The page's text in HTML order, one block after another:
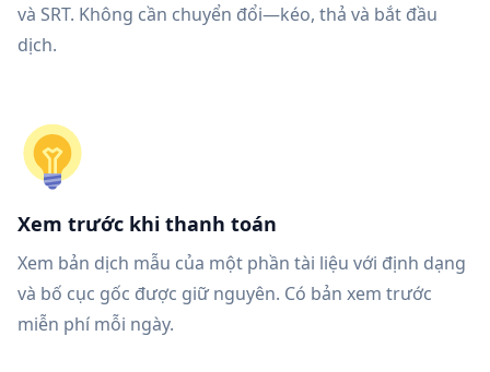
và SRT. Không cần chuyển đổi—kéo, thả và bắt đầu
dịch.
Xem trước khi thanh toán
Xem bản dịch mẫu của một phần tài liệu với định dạng
và bố cục gốc được giữ nguyên. Có bản xem trước
miễn phí mỗi ngày.